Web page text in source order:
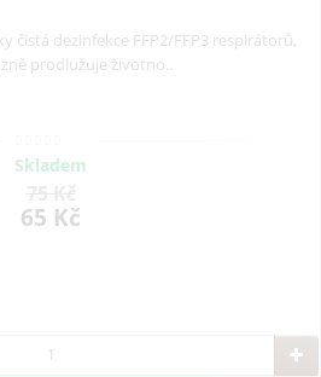
čistá dezinfekce FFP2/FFP3 respirátorů,
prodlužuje životno..
Skladem
65 Kč